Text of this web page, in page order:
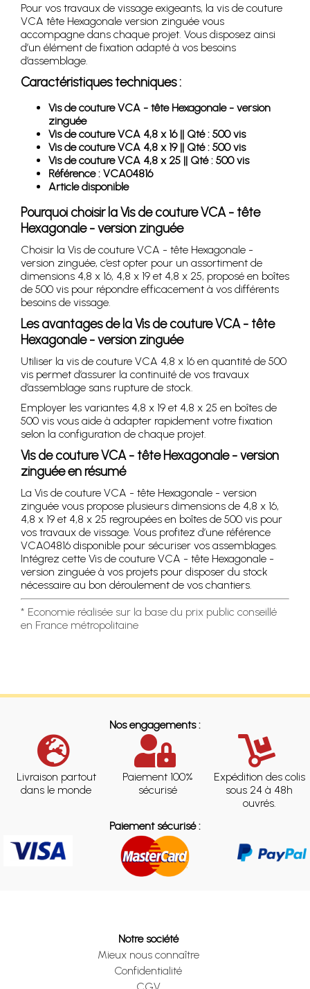
Pour vos travaux de vissage exigeants, la vis de couture
VCA tête Hexagonale version zinguée vous
accompagne dans chaque projet. Vous disposez ainsi
d’un élément de fixation adapté à vos besoins
d’assemblage.
Caractéristiques techniques :
Vis de couture VCA - tête Hexagonale - version
zinguée
Vis de couture VCA 4,8 x 16 || Qté : 500 vis
Vis de couture VCA 4,8 x 19 || Qté : 500 vis
Vis de couture VCA 4,8 x 25 || Qté : 500 vis
Référence : VCA04816
Article disponible
Pourquoi choisir la Vis de couture VCA - tête
Hexagonale - version zinguée
Choisir la Vis de couture VCA - tête Hexagonale -
version zinguée, c’est opter pour un assortiment de
dimensions 4,8 x 16, 4,8 x 19 et 4,8 x 25, proposé en boîtes
de 500 vis pour répondre efficacement à vos différents
besoins de vissage.
Les avantages de la Vis de couture VCA - tête
Hexagonale - version zinguée
Utiliser la vis de couture VCA 4,8 x 16 en quantité de 500
vis permet d’assurer la continuité de vos travaux
d’assemblage sans rupture de stock.
Employer les variantes 4,8 x 19 et 4,8 x 25 en boîtes de
500 vis vous aide à adapter rapidement votre fixation
selon la configuration de chaque projet.
Vis de couture VCA - tête Hexagonale - version
zinguée en résumé
La Vis de couture VCA - tête Hexagonale - version
zinguée vous propose plusieurs dimensions de 4,8 x 16,
4,8 x 19 et 4,8 x 25 regroupées en boîtes de 500 vis pour
vos travaux de vissage. Vous profitez d’une référence
VCA04816 disponible pour sécuriser vos assemblages.
Intégrez cette Vis de couture VCA - tête Hexagonale -
version zinguée à vos projets pour disposer du stock
nécessaire au bon déroulement de vos chantiers.
* Economie réalisée sur la base du prix public conseillé
en France métropolitaine
Nos engagements :
Livraison partout
dans le monde
Paiement 100%
sécurisé
Expédition des colis
sous 24 à 48h
ouvrés.
Paiement sécurisé :
Notre société
Mieux nous connaître
Confidentialité
CGV